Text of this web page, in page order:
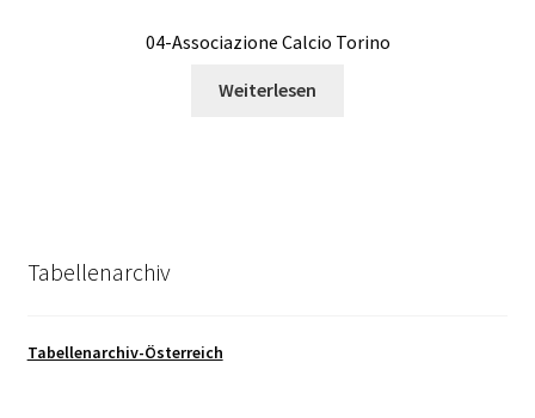
04-Associazione Calcio Torino
Weiterlesen
Tabellenarchiv
Tabellenarchiv-Österreich